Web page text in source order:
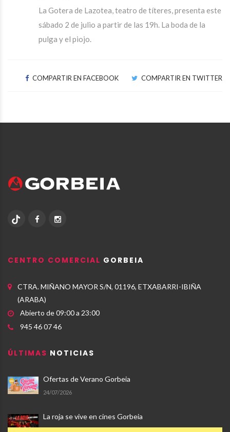
La Gotera de Lazotea, teatro de títeres, presenta este
sábado 2 de julio a partir de las 19h. La boda de la
pulga y el piojo.
COMPARTIR EN FACEBOOK COMPARTIR EN TWITTER
CENTRO COMERCIAL GORBEIA
CTRA. MIÑANO MAYOR S/N, 01196, ETXABARRI-IBIÑA
(ARABA)
Abierto de 09:00 a 23:00
945 46 07 46
ÚLTIMAS NOTICIAS
Ofertas de Verano Gorbeia
24/07/2026
La roja se vive en cines Gorbeia